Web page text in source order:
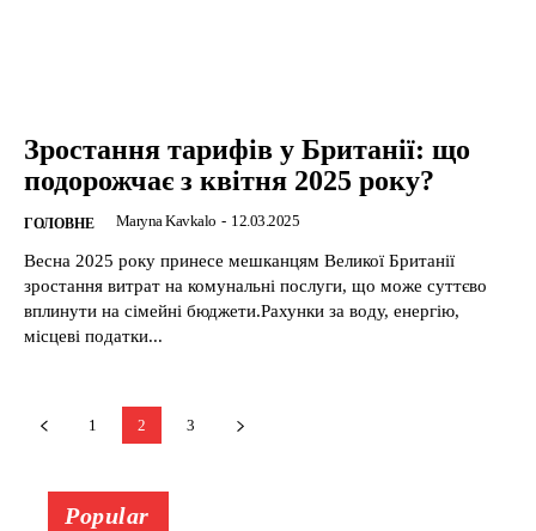
Зростання тарифів у Британії: що
подорожчає з квітня 2025 року?
ГОЛОВНЕ Maryna Kavkalo - 12.03.2025
Весна 2025 року принесе мешканцям Великої Британії
зростання витрат на комунальні послуги, що може суттєво
вплинути на сімейні бюджети.Рахунки за воду, енергію,
місцеві податки...
1 2 3
Popular